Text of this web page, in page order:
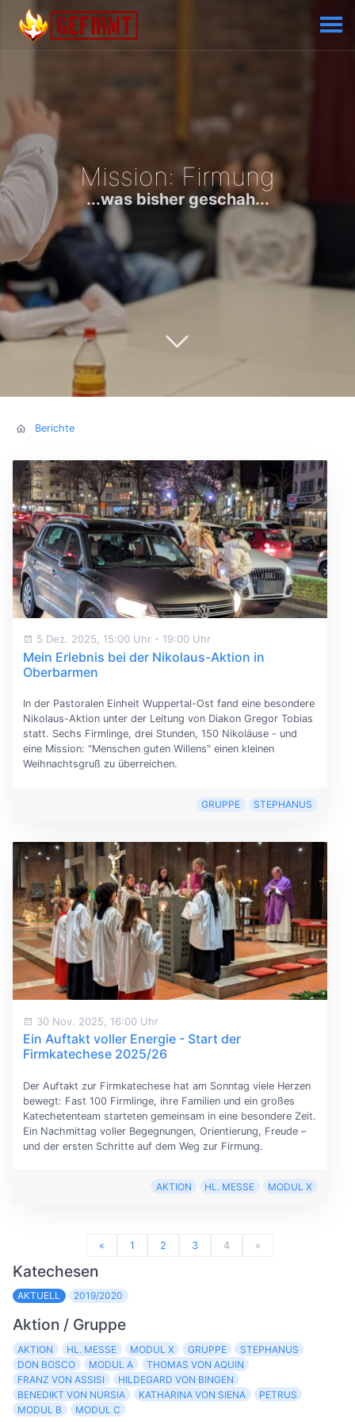
Mission: Firmung
...was bisher geschah...
Berichte
5 Dez. 2025, 15:00 Uhr - 19:00 Uhr
Mein Erlebnis bei der Nikolaus-Aktion in
Oberbarmen
In der Pastoralen Einheit Wuppertal-Ost fand eine besondere
Nikolaus-Aktion unter der Leitung von Diakon Gregor Tobias
statt. Sechs Firmlinge, drei Stunden, 150 Nikoläuse - und
eine Mission: "Menschen guten Willens" einen kleinen
Weihnachtsgruß zu überreichen.
GRUPPE STEPHANUS
30 Nov. 2025, 16:00 Uhr
Ein Auftakt voller Energie - Start der
Firmkatechese 2025/26
Der Auftakt zur Firmkatechese hat am Sonntag viele Herzen
bewegt: Fast 100 Firmlinge, ihre Familien und ein großes
Katechetenteam starteten gemeinsam in eine besondere Zeit.
Ein Nachmittag voller Begegnungen, Orientierung, Freude –
und der ersten Schritte auf dem Weg zur Firmung.
AKTION HL. MESSE MODUL X
« 1 2 3 4 »
Katechesen
AKTUELL 2019/2020
Aktion / Gruppe
AKTION HL. MESSE MODUL X GRUPPE
STEPHANUS
DON BOSCO
MODUL A
THOMAS VON AQUIN
FRANZ VON ASSISI
HILDEGARD VON BINGEN
BENEDIKT VON NURSIA
KATHARINA VON SIENA
PETRUS
MODUL B
MODUL C